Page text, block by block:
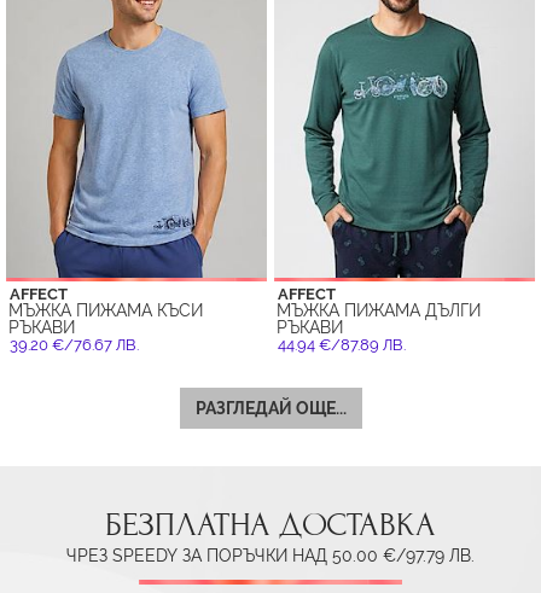
AFFECT
МЪЖКА ПИЖАМА КЪСИ
РЪКАВИ
39.20 €/76.67 ЛВ.
AFFECT
МЪЖКА ПИЖАМА ДЪЛГИ
РЪКАВИ
44.94 €/87.89 ЛВ.
РАЗГЛЕДАЙ ОЩЕ...
БЕЗПЛАТНА ДОСТАВКА
ЧРЕЗ SPEEDY ЗА ПОРЪЧКИ НАД 50.00 €/97.79 ЛВ.